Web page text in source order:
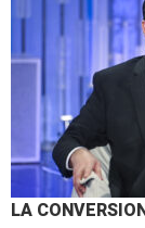
LA